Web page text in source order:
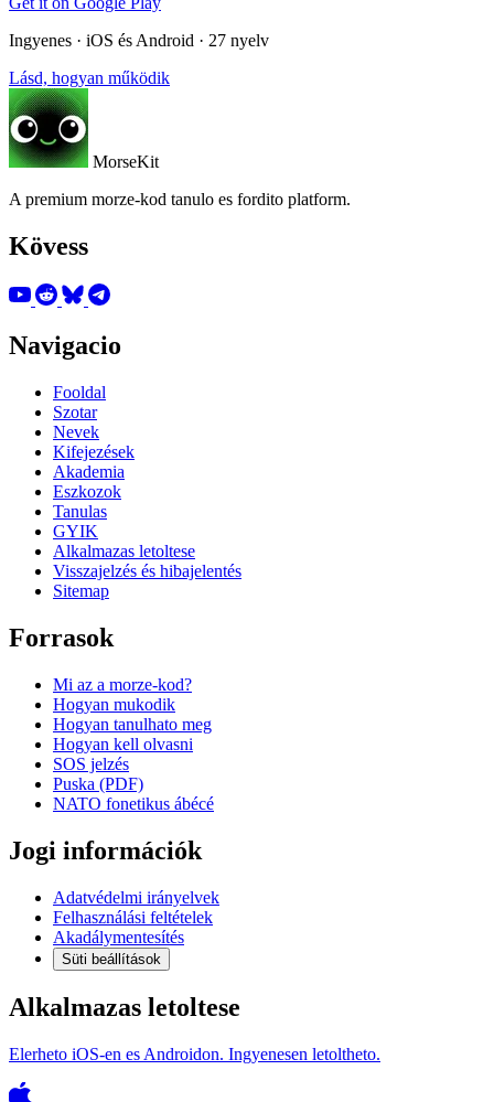
Ingyenes · iOS és Android · 27 nyelv
Lásd, hogyan működik
MorseKit
A premium morze-kod tanulo es fordito platform.
Kövess
Navigacio
Fooldal
Szotar
Nevek
Kifejezések
Akademia
Eszkozok
Tanulas
GYIK
Alkalmazas letoltese
Visszajelzés és hibajelentés
Sitemap
Forrasok
Mi az a morze-kod?
Hogyan mukodik
Hogyan tanulhato meg
Hogyan kell olvasni
SOS jelzés
Puska (PDF)
NATO fonetikus ábécé
Jogi információk
Adatvédelmi irányelvek
Felhasználási feltételek
Akadálymentesítés
Süti beállítások
Alkalmazas letoltese
Elerheto iOS-en es Androidon. Ingyenesen letoltheto.